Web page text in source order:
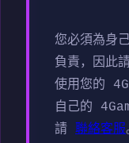
您必須為身
負責，因此
使用您的
自己的
請 聯絡客服